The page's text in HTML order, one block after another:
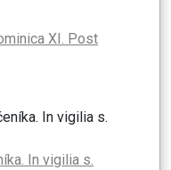
XI. Post
In vigilia s.